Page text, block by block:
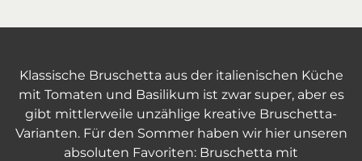
Klassische Bruschetta aus der italienischen Küche
mit Tomaten und Basilikum ist zwar super, aber es
gibt mittlerweile unzählige kreative Bruschetta-
Varianten. Für den Sommer haben wir hier unseren
absoluten Favoriten: Bruschetta mit